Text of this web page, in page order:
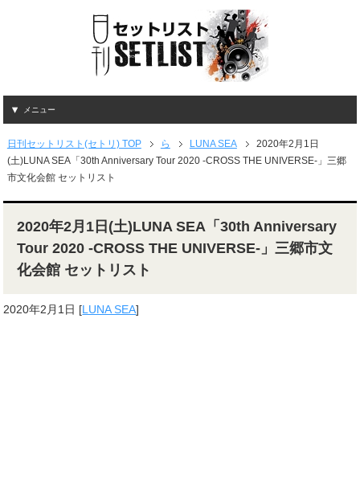
メニュー
日刊セットリスト(セトリ) TOP ら LUNA SEA
2020年2月1日
(土)LUNA SEA「30th Anniversary Tour 2020 -CROSS THE UNIVERSE-」三郷
市文化会館 セットリスト
2020年2月1日(土)LUNA SEA「30th Anniversary
Tour 2020 -CROSS THE UNIVERSE-」三郷市文
化会館 セットリスト
2020年2月1日 [LUNA SEA]